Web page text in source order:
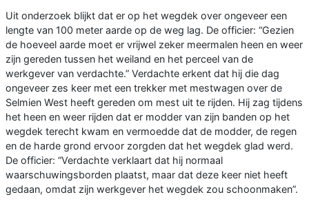
Uit onderzoek blijkt dat er op het wegdek over ongeveer een
lengte van 100 meter aarde op de weg lag. De officier: “Gezien
de hoeveel aarde moet er vrijwel zeker meermalen heen en weer
zijn gereden tussen het weiland en het perceel van de
werkgever van verdachte.” Verdachte erkent dat hij die dag
ongeveer zes keer met een trekker met mestwagen over de
Selmien West heeft gereden om mest uit te rijden. Hij zag tijdens
het heen en weer rijden dat er modder van zijn banden op het
wegdek terecht kwam en vermoedde dat de modder, de regen
en de harde grond ervoor zorgden dat het wegdek glad werd.
De officier: “Verdachte verklaart dat hij normaal
waarschuwingsborden plaatst, maar dat deze keer niet heeft
gedaan, omdat zijn werkgever het wegdek zou schoonmaken”.